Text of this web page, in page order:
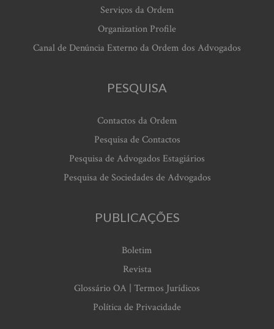
Serviços da Ordem
Organization Profile
Canal de Denúncia Externo da Ordem dos Advogados
PESQUISA
Contactos da Ordem
Pesquisa de Contactos
Pesquisa de Advogados Estagiários
Pesquisa de Sociedades de Advogados
PUBLICAÇÕES
Boletim
Revista
Glossário OA | Termos Jurídicos
Política de Privacidade